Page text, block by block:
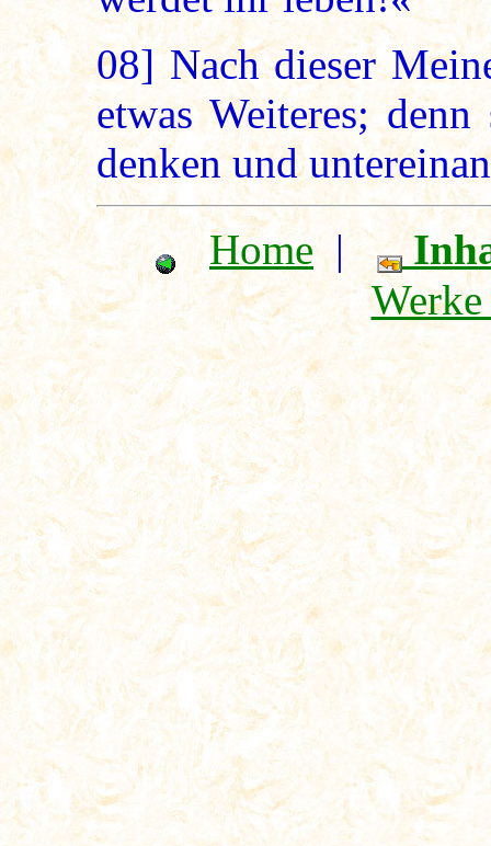
08]Nach dieser
etwas Weiteres;
denken und
Home|